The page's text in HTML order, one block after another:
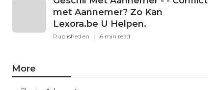
met Aannemer? Zo Kan
Lexora.be U Helpen.
Published en 6 min read
More